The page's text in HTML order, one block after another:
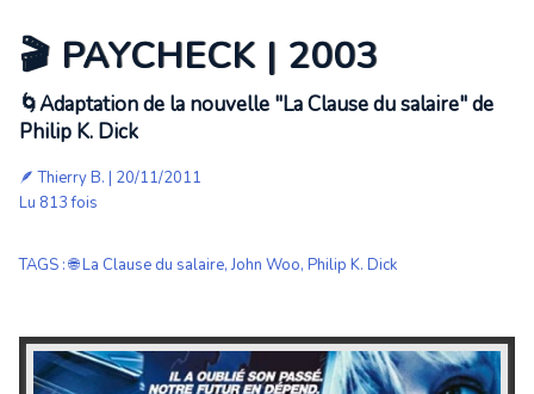
🎬 PAYCHECK | 2003
🌀Adaptation de la nouvelle "La Clause du salaire" de
Philip K. Dick
🪶Thierry B. | 20/11/2011
Lu 813 fois
TAGS :🌐 La Clause du salaire,John Woo, Philip K. Dick